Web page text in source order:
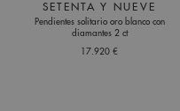
SETENTA Y NUEVE
Pendientes solitario oro blanco con
diamantes 2 ct
17.920 €